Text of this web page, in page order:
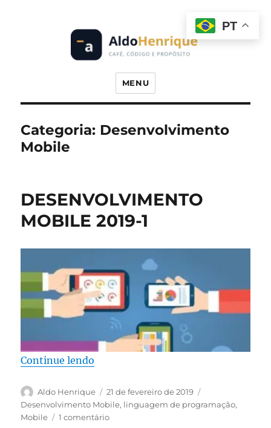
Prof. Dr. Aldo Henrique
MENU
Categoria: Desenvolvimento
Mobile
DESENVOLVIMENTO
MOBILE 2019-1
Continue lendo
Autor
Aldo Henrique
Publicado
em
21 de fevereiro de 2019
Desenvolvimento Mobile, linguagem de programação,
Mobile
1 comentárioem
PT